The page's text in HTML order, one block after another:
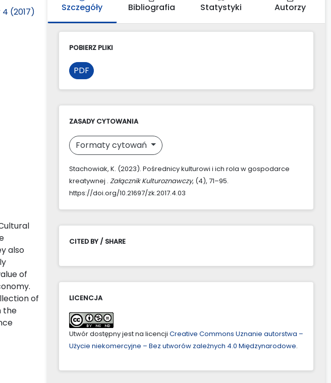
4 (2017)
also
of
of
the
Szczegóły Bibliografia Statystyki Autorzy
POBIERZ PLIKI
PDF
ZASADY CYTOWANIA
Formaty cytowań
Stachowiak, K. (2023). Pośrednicy kulturowi i ich rola w gospodarce
kreatywnej . Załącznik Kulturoznawczy, (4), 71–95.
https://doi.org/10.21697/zk.2017.4.03
CITED BY / SHARE
LICENCJA
Utwór dostępny jest na licencji Creative Commons Uznanie autorstwa –
Użycie niekomercyjne – Bez utworów zależnych 4.0 Międzynarodowe.